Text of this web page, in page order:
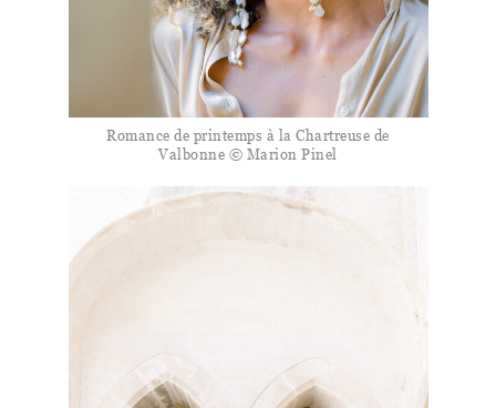
Romance de printemps à la Chartreuse de
Valbonne © Marion Pinel